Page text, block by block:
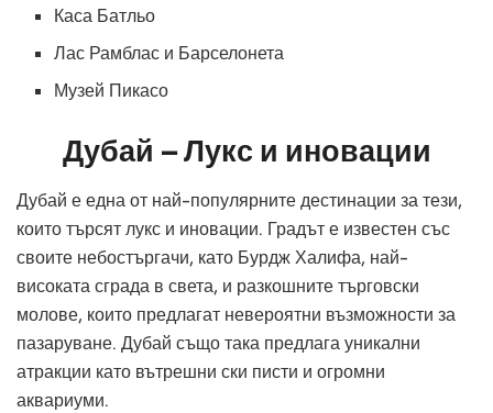
Каса Батльо
Лас Рамблас и Барселонета
Музей Пикасо
Дубай – Лукс и иновации
Дубай е една от най-популярните дестинации за тези,
които търсят лукс и иновации. Градът е известен със
своите небостъргачи, като Бурдж Халифа, най-
високата сграда в света, и разкошните търговски
молове, които предлагат невероятни възможности за
пазаруване. Дубай също така предлага уникални
атракции като вътрешни ски писти и огромни
аквариуми.